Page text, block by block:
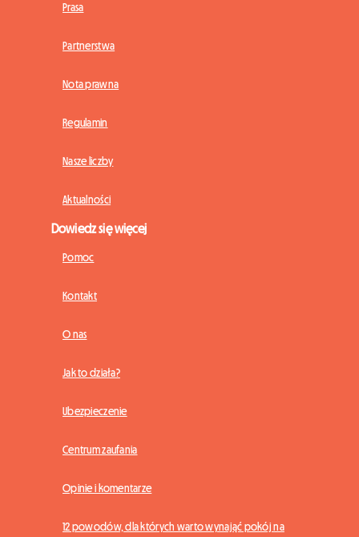
Prasa
Partnerstwa
Nota prawna
Regulamin
Nasze liczby
Aktualności
Dowiedz się więcej
Pomoc
Kontakt
O nas
Jak to działa?
Ubezpieczenie
Centrum zaufania
Opinie i komentarze
12 powodów, dla których warto wynająć pokój na